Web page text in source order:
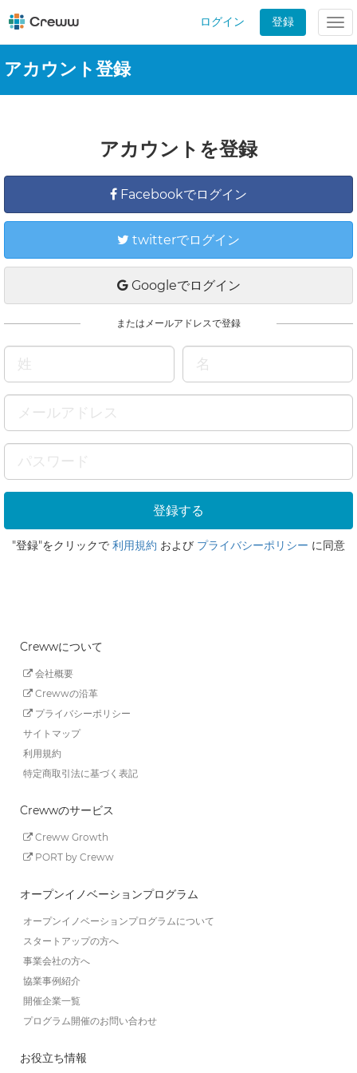
ログイン 登録
アカウント登録
アカウントを登録
Facebookでログイン
twitterでログイン
Googleでログイン
またはメールアドレスで登録
"登録"をクリックで 利用規約 および プライバシーポリシー に同意
Crewwについて
会社概要
Crewwの沿革
プライバシーポリシー
サイトマップ
利用規約
特定商取引法に基づく表記
Crewwのサービス
Creww Growth
PORT by Creww
オープンイノベーションプログラム
オープンイノベーションプログラムについて
スタートアップの方へ
事業会社の方へ
協業事例紹介
開催企業一覧
プログラム開催のお問い合わせ
お役立ち情報